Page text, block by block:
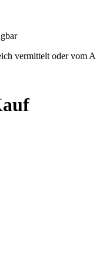
vermittelt oder vom